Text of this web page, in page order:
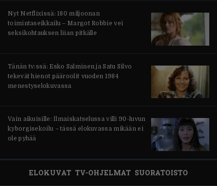
Nyt Netflixissä: 180 miljoonan
toimintaseikkailu – Margot Robbie vei
seksikohtauksen liian pitkälle
Tänän tv:ssä: Esko Salminen ja Satu Silvo
tekevät hienot pääroolit vuoden 1984
menestyselokuvassa
Vain aikuisille: Ilmaiskatselussa villi 90-luvun
kyborgisekoilu – tässä elokuvassa mikään ei
ole pyhää
ELOKUVAT TV-OHJELMAT SUORATOISTO